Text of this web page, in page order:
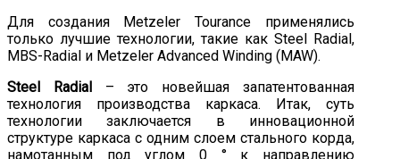
Для создания Metzeler Tourance применялись
только лучшие технологии, такие как Steel Radial,
MBS-Radial и Metzeler Advanced Winding (MAW).
Steel Radial– это новейшая запатентованная
технология производства каркаса. Итак, суть
технологии заключается в инновационной
структуре каркаса с одним слоем стального корда,
намотанным под углом 0 ° к направлению